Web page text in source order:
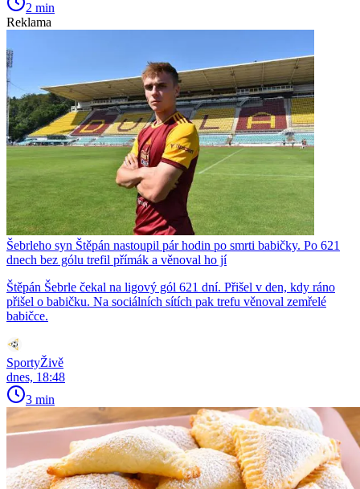
2 min
Reklama
Šebrleho syn Štěpán nastoupil pár hodin po smrti babičky. Po 621
dnech bez gólu trefil přímák a věnoval ho jí
Štěpán Šebrle čekal na ligový gól 621 dní. Přišel v den, kdy ráno
přišel o babičku. Na sociálních sítích pak trefu věnoval zemřelé
babičce.
SportyŽivě
dnes, 18:48
3 min